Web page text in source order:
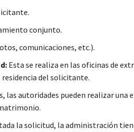
conjunto.
comunicaciones, etc.).
Esta se realiza en las oficinas de
del solicitante.
las autoridades pueden realizar una
la solicitud, la administración